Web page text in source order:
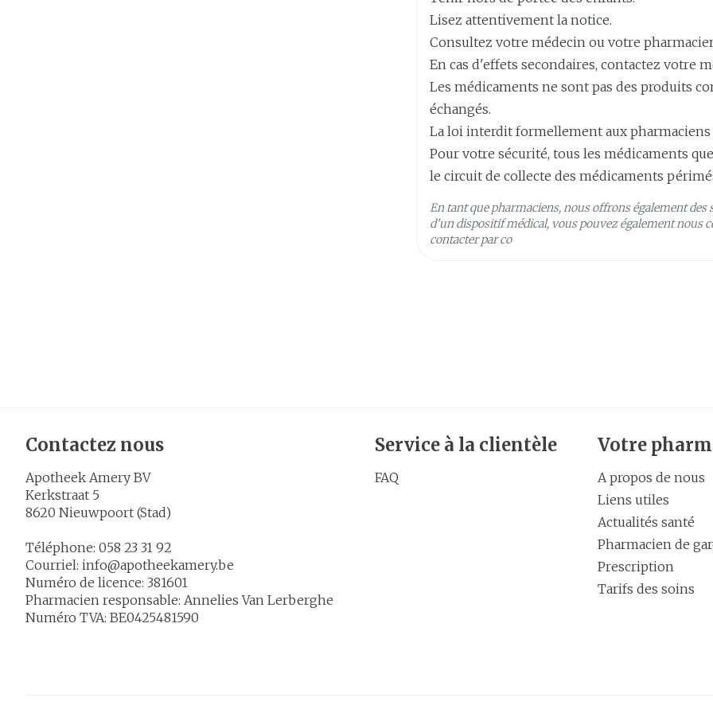
Enfants et adolescents
Ferricure avec des aliments et des
Grossesse, allaitement et fertilité
Conduite de véhicules et utilisation de
Ferricure solution buvable contient:
Allaitement
Fertilité
Allaitement: 10-15mg
A jeun pour une meilleure résorption du fer:
Agiter le flacon avant l'emploi
Largeur 60 mm
Longueur 60 mm
Profondeur 140 mm
Paquet
1
Ingrédients
Actifs
fer(III) polysaccharide
Lisez attentivement la notice.
Consultez votre médecin ou votre
En cas d'effets secondaires, contactez votre
Les médicaments ne sont pas des produits
échangés.
La loi interdit formellement aux
Pour votre sécurité, tous les médicaments
le circuit de collecte des médicaments
En tant que pharmaciens, nous offrons également
d'un dispositif médical, vous pouvez également nous
contacter par co
Contactez nous
Apotheek Amery BV
Kerkstraat 5
8620 Nieuwpoort (Stad)
Téléphone: 058 23 31 92
Courriel: info@apotheekamery.be
Numéro de licence: 381601
Pharmacien responsable: Annelies Van Lerberghe
Numéro TVA: BE0425481590
Service à la clientèle
FAQ
Votre
A propos de nous
Liens utiles
Actualités santé
Pharmacien de
Prescription
Tarifs des soins